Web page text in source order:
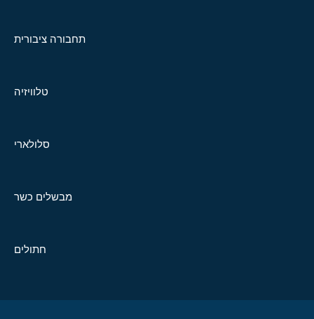
תחבורה ציבורית
טלוויזיה
סלולארי
מבשלים כשר
חתולים